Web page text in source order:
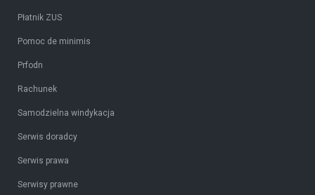
Płatnik ZUS
Pomoc de minimis
Prfodn
Rachunek
Samodzielna windykacja
Serwis doradcy
Serwis prawa
Serwisy prawne